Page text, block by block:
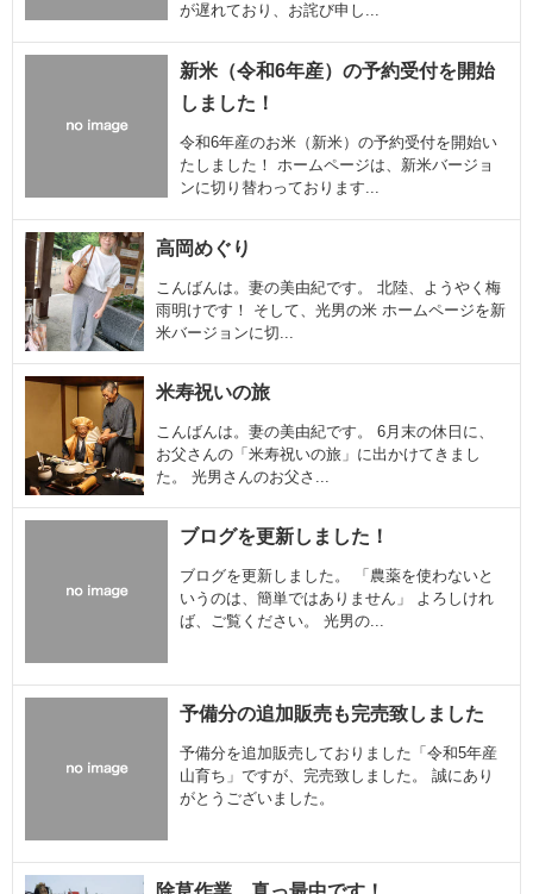
が遅れており、お詫び申し...
新米（令和6年産）の予約受付を開始
しました！
令和6年産のお米（新米）の予約受付を開始い
たしました！ ホームページは、新米バージョ
ンに切り替わっております...
高岡めぐり
こんばんは。妻の美由紀です。 北陸、ようやく梅
雨明けです！ そして、光男の米 ホームページを新
米バージョンに切...
米寿祝いの旅
こんばんは。妻の美由紀です。 6月末の休日に、
お父さんの「米寿祝いの旅」に出かけてきまし
た。 光男さんのお父さ...
ブログを更新しました！
ブログを更新しました。 「農薬を使わないと
いうのは、簡単ではありません」 よろしけれ
ば、ご覧ください。 光男の...
予備分の追加販売も完売致しました
予備分を追加販売しておりました「令和5年産
山育ち」ですが、完売致しました。 誠にあり
がとうございました。